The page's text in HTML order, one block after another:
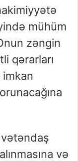
mühüm
zəngin
qərarları
və